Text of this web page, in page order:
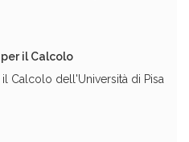
il Calcolo
Calcolo dell'Università di Pisa